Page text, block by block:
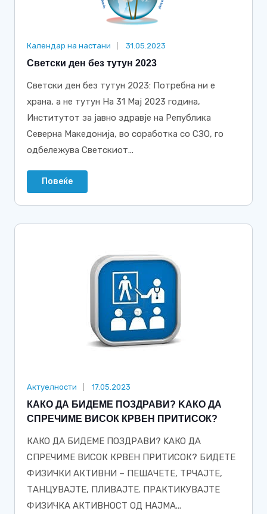
Календар на настани 31.05.2023
Светски ден без тутун 2023
Светски ден без тутун 2023: Потребна ни е
храна, а не тутун На 31 Мај 2023 година,
Институтот за јавно здравје на Република
Северна Македонија, во соработка со СЗО, го
одбележува Светскиот...
Повеќе
Актуелности 17.05.2023
КАКО ДА БИДЕМЕ ПОЗДРАВИ? KАКО ДА
СПРЕЧИМЕ ВИСОК КРВЕН ПРИТИСОК?
КАКО ДА БИДЕМЕ ПОЗДРАВИ? KАКО ДА
СПРЕЧИМЕ ВИСОК КРВЕН ПРИТИСОК? БИДЕТЕ
ФИЗИЧКИ АКТИВНИ – ПЕШАЧЕТЕ, ТРЧАЈТЕ,
ТАНЦУВАЈТЕ, ПЛИВАЈТЕ. ПРАКТИКУВАЈТЕ
ФИЗИЧКА АКТИВНОСТ ОД НАЈМА...